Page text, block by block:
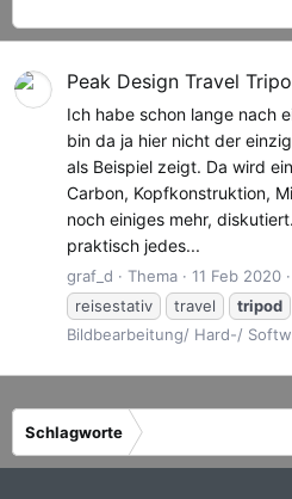
Peak Design Travel
Ich habe schon lange nach
bin da ja hier nicht der
als Beispiel zeigt. Da wird
Carbon, Kopfkonstruktion,
noch einiges mehr,
praktisch jedes...
graf_d Thema 11 Feb 2020
reisestativ
travel tripod
Bildbearbeitung/ Hard-/
Schlagworte